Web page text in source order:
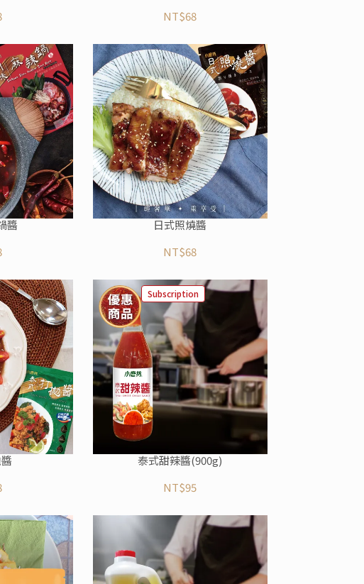
NT$68
醬
日式照燒醬
NT$68
Subscription
泰式甜辣醬(900g)
NT$95